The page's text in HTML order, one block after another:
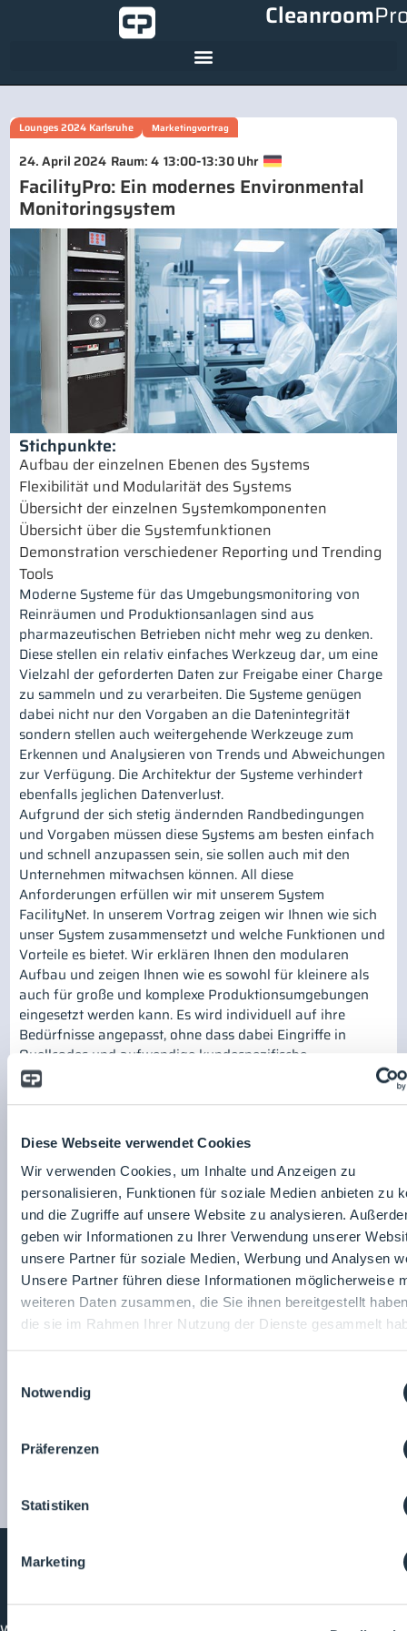
Diese Webseite verwendet Cookies
Wir verwenden Cookies, um Inhalte und Anzeigen zu
personalisieren, Funktionen für soziale Medien anbieten zu
und die Zugriffe auf unsere Website zu analysieren.
geben wir Informationen zu Ihrer Verwendung unserer
unsere Partner für soziale Medien, Werbung und Analysen
Unsere Partner führen diese Informationen möglicherweise
weiteren Daten zusammen, die Sie ihnen bereitgestellt
die sie im Rahmen Ihrer Nutzung der Dienste gesammelt
Notwendig
Präferenzen
Statistiken
Marketing
Cleanroom
Lounges 2024 Karlsruhe Marketingvortrag
24. April 2024 Raum: 4 13:00-13:30 Uhr
FacilityPro: Ein modernes Environmental
Monitoringsystem
Stichpunkte:
Aufbau der einzelnen Ebenen des Systems
Flexibilität und Modularität des Systems
Übersicht der einzelnen Systemkomponenten
Übersicht über die Systemfunktionen
Demonstration verschiedener Reporting und Trending
Tools
Moderne Systeme für das Umgebungsmonitoring von
Reinräumen und Produktionsanlagen sind aus
pharmazeutischen Betrieben nicht mehr weg zu denken.
Diese stellen ein relativ einfaches Werkzeug dar, um eine
Vielzahl der geforderten Daten zur Freigabe einer Charge
zu sammeln und zu verarbeiten. Die Systeme genügen
dabei nicht nur den Vorgaben an die Datenintegrität
sondern stellen auch weitergehende Werkzeuge zum
Erkennen und Analysieren von Trends und Abweichungen
zur Verfügung. Die Architektur der Systeme verhindert
ebenfalls jeglichen Datenverlust.
Aufgrund der sich stetig ändernden Randbedingungen
und Vorgaben müssen diese Systems am besten einfach
und schnell anzupassen sein, sie sollen auch mit den
Unternehmen mitwachsen können. All diese
Anforderungen erfüllen wir mit unserem System
FacilityNet. In unserem Vortrag zeigen wir Ihnen wie sich
unser System zusammensetzt und welche Funktionen und
Vorteile es bietet. Wir erklären Ihnen den modularen
Aufbau und zeigen Ihnen wie es sowohl für kleinere als
auch für große und komplexe Produktionsumgebungen
eingesetzt werden kann. Es wird individuell auf ihre
Bedürfnisse angepasst, ohne dass dabei Eingriffe in
Quellcodes und aufwendige kundespezifische
Validierungen notwendig sind. Unsere Experten zeigen
Ihnen gerne, wie FacilityPro funktioniert und welche
Referent*innen:
Marianne Zick
Particle Measuring
Systems
Zum Unternehmensprofil
CleanroomProcesses